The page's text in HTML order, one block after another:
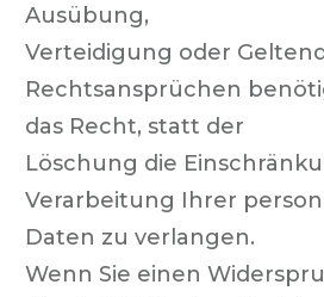
Ausübung,
Verteidigung oder
Rechtsansprüchen
das Recht, statt der
Löschung die
Verarbeitung Ihrer
Daten zu verlangen.
Wenn Sie einen